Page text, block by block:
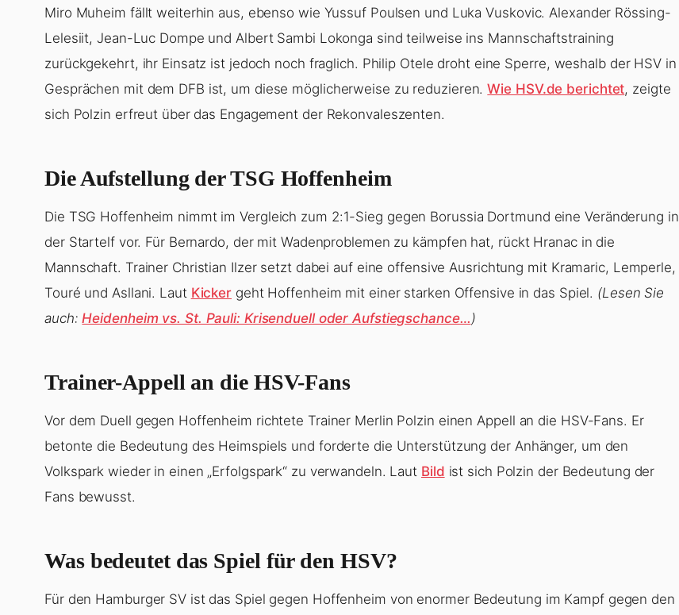
Miro Muheim fällt weiterhin aus, ebenso wie Yussuf Poulsen und Luka Vuskovic. Alexander Rössing-
Lelesiit, Jean-Luc Dompe und Albert Sambi Lokonga sind teilweise ins Mannschaftstraining
zurückgekehrt, ihr Einsatz ist jedoch noch fraglich. Philip Otele droht eine Sperre, weshalb der HSV in
Gesprächen mit dem DFB ist, um diese möglicherweise zu reduzieren.Wie HSV.de berichtet, zeigte
sich Polzin erfreut über das Engagement der Rekonvaleszenten.
Die Aufstellung der TSG Hoffenheim
Die TSG Hoffenheim nimmt im Vergleich zum 2:1-Sieg gegen Borussia Dortmund eine Veränderung in
der Startelf vor. Für Bernardo, der mit Wadenproblemen zu kämpfen hat, rückt Hranac in die
Mannschaft. Trainer Christian Ilzer setzt dabei auf eine offensive Ausrichtung mit Kramaric, Lemperle,
Touré und Asllani. Laut Kicker geht Hoffenheim mit einer starken Offensive in das Spiel. (Lesen Sie
auch:Heidenheim vs. St. Pauli: Krisenduell oder Aufstiegschance… )
Trainer-Appell an die HSV-Fans
Vor dem Duell gegen Hoffenheim richtete Trainer Merlin Polzin einen Appell an die HSV-Fans. Er
betonte die Bedeutung des Heimspiels und forderte die Unterstützung der Anhänger, um den
Volkspark wieder in einen „Erfolgspark“ zu verwandeln. Laut Bild ist sich Polzin der Bedeutung der
Fans bewusst.
Was bedeutet das Spiel für den HSV?
Für den Hamburger SV ist das Spiel gegen Hoffenheim von enormer Bedeutung im Kampf gegen den